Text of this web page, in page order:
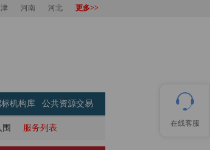
更多>>
河北
河南
机构库 公共资源交易
服务列表 在线客服